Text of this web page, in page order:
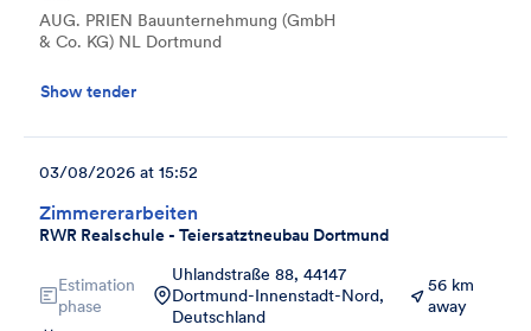
AUG. PRIEN Bauunternehmung (GmbH
& Co. KG) NL Dortmund
Show tender
Zimmererarbeiten
RWR Realschule - Teiersatztneubau Dortmund
03/08/2026 at 15:52
Estimation
phase
Uhlandstraße 88, 44147
Dortmund-Innenstadt-Nord,
Deutschland
56 km
away